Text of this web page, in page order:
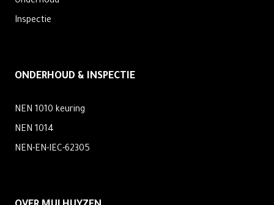
Inspectie
ONDERHOUD & INSPECTIE
NEN 1010 keuring
NEN 1014
NEN-EN-IEC-62305